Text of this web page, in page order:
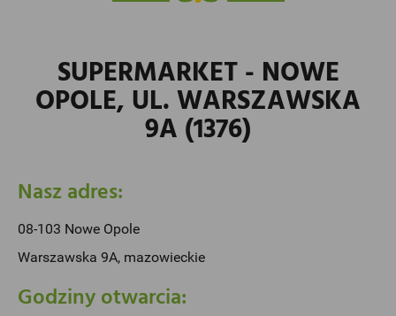
SUPERMARKET - NOWE
OPOLE, UL. WARSZAWSKA
9A (1376)
Nasz adres:
08-103 Nowe Opole
Warszawska 9A, mazowieckie
Godziny otwarcia: